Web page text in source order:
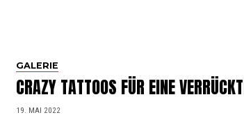
GALERIE
CRAZY TATTOOS FÜR EINE
19. MAI 2022